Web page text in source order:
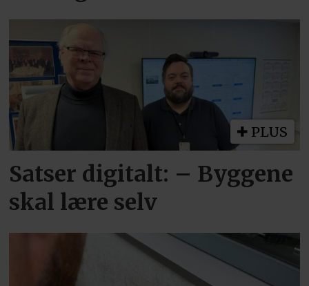
PLUS
Satser digitalt: – Byggene
skal lære selv